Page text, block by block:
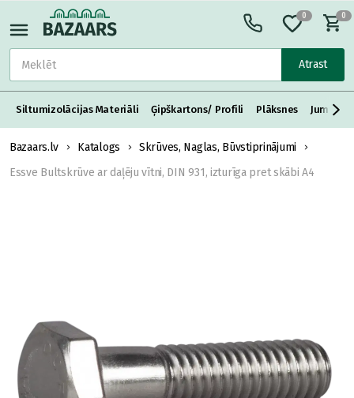
Atrast
0 0
Siltumizolācijas Materiāli Ģipškartons/ Profili Plāksnes Jumta
Bazaars.lv Katalogs
Skrūves, Naglas, Būvstiprinājumi
Essve Bultskrūve ar daļēju vītni, DIN 931, izturīga pret skābi A4